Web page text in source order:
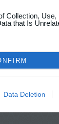
Collection,
that Is
Data Deletion